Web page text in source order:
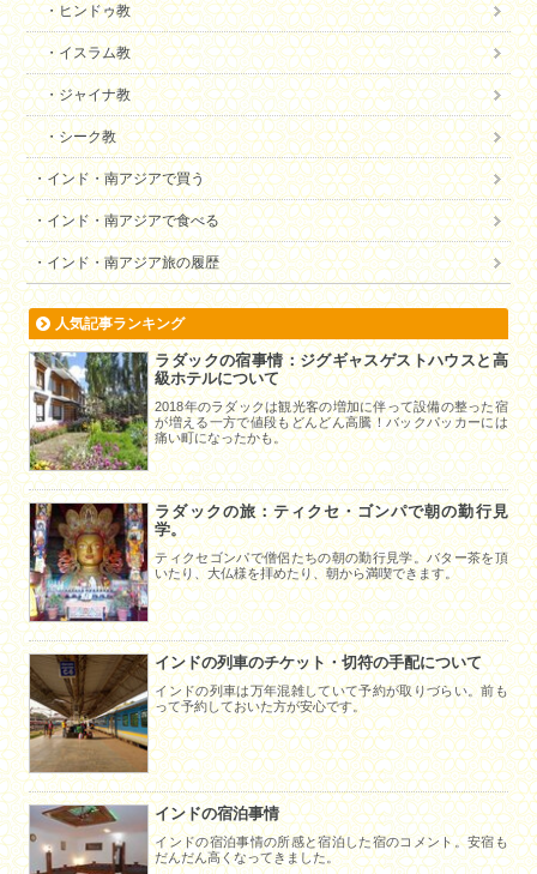
ヒンドゥ教
イスラム教
ジャイナ教
シーク教
インド・南アジアで買う
インド・南アジアで食べる
インド・南アジア旅の履歴
人気記事ランキング
ラダックの宿事情：ジグギャスゲストハウスと高
級ホテルについて
2018年のラダックは観光客の増加に伴って設備の整った宿
が増える一方で値段もどんどん高騰！バックパッカーには
痛い町になったかも。
ラダックの旅：ティクセ・ゴンパで朝の勤行見
学。
ティクセゴンパで僧侶たちの朝の勤行見学。バター茶を頂
いたり、大仏様を拝めたり、朝から満喫できます。
インドの列車のチケット・切符の手配について
インドの列車は万年混雑していて予約が取りづらい。前も
って予約しておいた方が安心です。
インドの宿泊事情
インドの宿泊事情の所感と宿泊した宿のコメント。安宿も
だんだん高くなってきました。